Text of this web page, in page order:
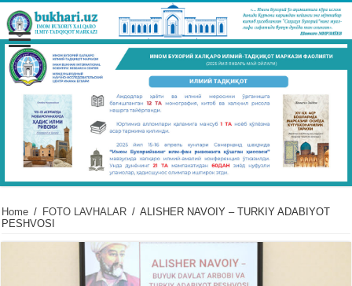
Home / FOTO LAVHALAR / ALISHER NAVOIY – TURKIY ADABIYOT
PESHVOSI